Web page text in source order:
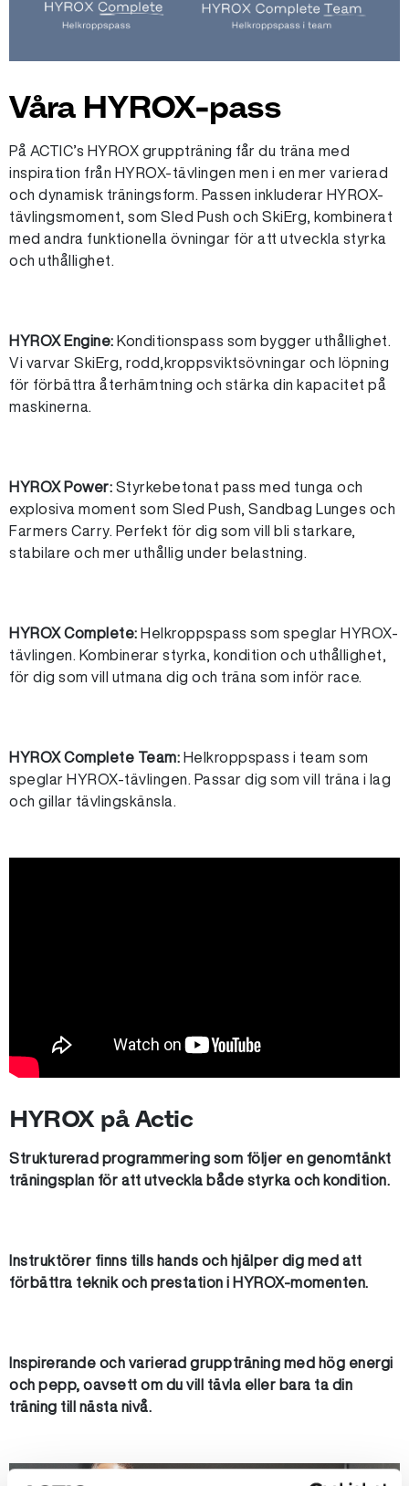
Våra HYROX-pass
På ACTIC’s HYROX gruppträning får du träna med
inspiration från HYROX-tävlingen men i en mer varierad
och dynamisk träningsform. Passen inkluderar HYROX-
tävlingsmoment, som Sled Push och SkiErg, kombinerat
med andra funktionella övningar för att utveckla styrka
och uthållighet.
HYROX Engine: Konditionspass som bygger uthållighet.
Vi varvar SkiErg, rodd,kroppsviktsövningar och löpning
för förbättra återhämtning och stärka din kapacitet på
maskinerna.
HYROX Power: Styrkebetonat pass med tunga och
explosiva moment som Sled Push, Sandbag Lunges och
Farmers Carry. Perfekt för dig som vill bli starkare,
stabilare och mer uthållig under belastning.
HYROX Complete: Helkroppspass som speglar HYROX-
tävlingen. Kombinerar styrka, kondition och uthållighet,
för dig som vill utmana dig och träna som inför race.
HYROX Complete Team: Helkroppspass i team som
speglar HYROX-tävlingen. Passar dig som vill träna i lag
och gillar tävlingskänsla.
HYROX på Actic
Strukturerad programmering som följer en genomtänkt
träningsplan för att utveckla både styrka och kondition.
Instruktörer finns tills hands och hjälper dig med att
förbättra teknik och prestation i HYROX-momenten.
Inspirerande och varierad gruppträning med hög energi
och pepp, oavsett om du vill tävla eller bara ta din
träning till nästa nivå.